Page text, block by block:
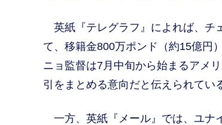
英紙『テレグラフ』によれば、チ
て、移籍金800万ポンド（約15億円
ニョ監督は7月中旬から始まるアメ
引をまとめる意向だと伝えられてい
一方、英紙『メール』では、ユナ